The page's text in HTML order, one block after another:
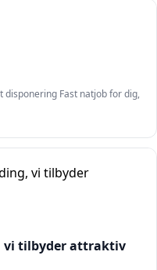
Fast natjob for dig,
vi tilbyder attraktiv